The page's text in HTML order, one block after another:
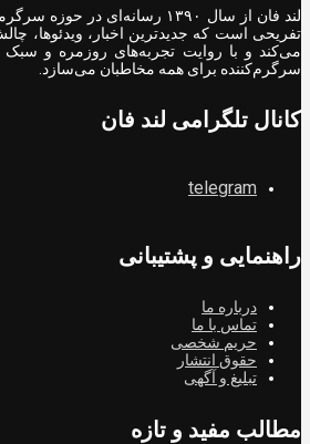
لند فان از سال ۱۳۹۰ رسانه‌ای
تفریحی است که جدیدترین اخبار، ویدئوها،
می‌کند و با روایت تجربه‌های روزمره و سبک
سرگرم‌کننده برای همه مخاطبان می‌سازد.
کانال تلگرامی لند فان
telegram
راهنمایی و پشتیبانی
درباره ما
تماس با ما
حریم شخصی
حقوق انتشار
تبلیغ و آگهی
مطالب مفید و تازه